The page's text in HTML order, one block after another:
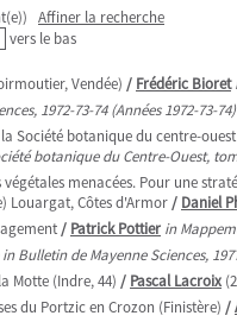
Affiner la recherche
vers le bas
Vendée) / Frédéric Bioret
1972-73-74 (Années 1972-73-74)
Société botanique du centre-
botanique du Centre-Ouest,
menacées. Pour une
Louargat, Côtes d'Armor/ Daniel
/ Patrick Pottier in
in Bulletin de Mayenne Sciences,
Motte (Indre, 44) / Pascal Lacroix
du Portzic en Crozon (Finistère) /